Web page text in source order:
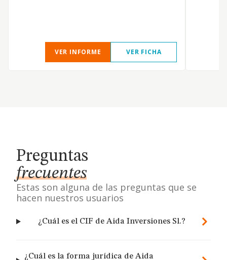
VER INFORME VER FICHA
Preguntas
frecuentes
Estas son alguna de las preguntas que se
hacen nuestros usuarios
¿Cuál es el CIF de Aida Inversiones Sl.?
¿Cuál es la forma jurídica de Aida